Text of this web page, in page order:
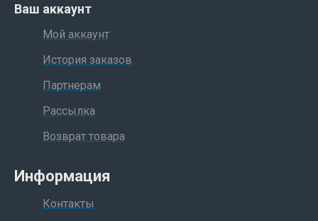
Ваш аккаунт
Мой аккаунт
История заказов
Партнерам
Рассылка
Возврат товара
Информация
Контакты